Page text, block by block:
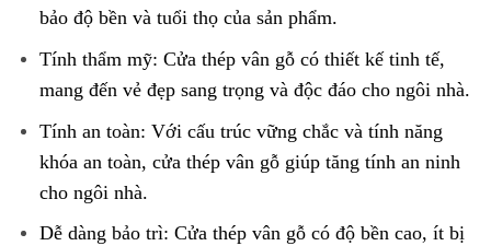
bảo độ bền và tuổi thọ của sản phẩm.
Tính thẩm mỹ: Cửa thép vân gỗ có thiết kế tinh tế,
mang đến vẻ đẹp sang trọng và độc đáo cho ngôi nhà.
Tính an toàn: Với cấu trúc vững chắc và tính năng
khóa an toàn, cửa thép vân gỗ giúp tăng tính an ninh
cho ngôi nhà.
Dễ dàng bảo trì: Cửa thép vân gỗ có độ bền cao, ít bị